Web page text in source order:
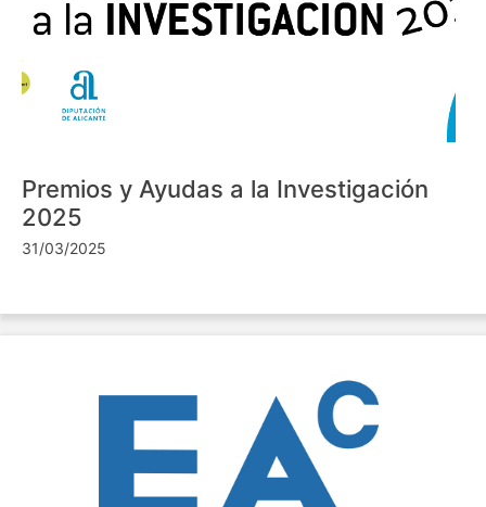
Premios y Ayudas a la Investigación
2025
31/03/2025